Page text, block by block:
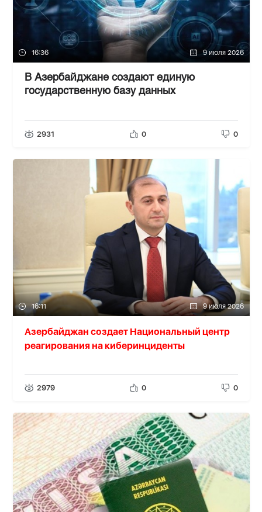
16:36 9 июля 2026
В Азербайджане создают единую
государственную базу данных
2931 0 0
16:11 9 июля 2026
Азербайджан создает Национальный центр
реагирования на киберинциденты
2979 0 0